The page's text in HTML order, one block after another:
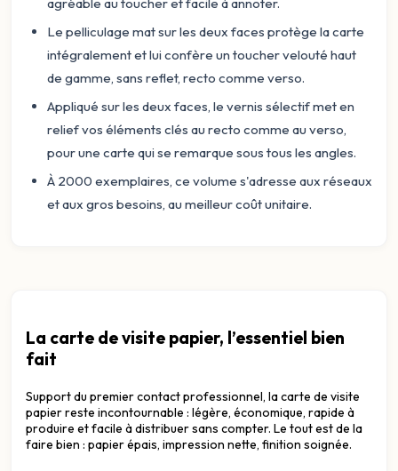
Le pelliculage mat sur les deux faces protège la carte
intégralement et lui confère un toucher velouté haut
de gamme, sans reflet, recto comme verso.
Appliqué sur les deux faces, le vernis sélectif met en
relief vos éléments clés au recto comme au verso,
pour une carte qui se remarque sous tous les angles.
À 2000 exemplaires, ce volume s'adresse aux réseaux
et aux gros besoins, au meilleur coût unitaire.
La carte de visite papier, l’essentiel bien
fait
Support du premier contact professionnel, la carte de visite
papier reste incontournable : légère, économique, rapide à
produire et facile à distribuer sans compter. Le tout est de la
faire bien : papier épais, impression nette, finition soignée.